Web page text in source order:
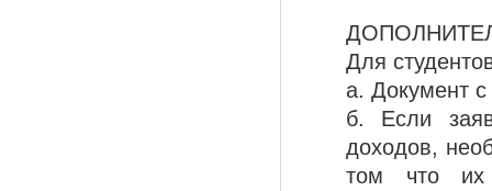
Для
а. Документ
б. Если
доходов,
том что их